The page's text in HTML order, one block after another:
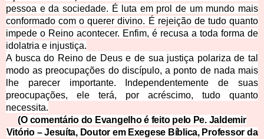
pessoa e da sociedade. É luta em prol de um mundo mais
conformado com o querer divino. É rejeição de tudo quanto
impede o Reino acontecer. Enfim, é recusa a toda forma de
idolatria e injustiça.
A busca do Reino de Deus e de sua justiça polariza de tal
modo as preocupações do discípulo, a ponto de nada mais
lhe parecer importante. I ndependentemente de suas
preocupações, ele terá, por acréscimo, tudo quanto
necessita.
(O comentário do Evangelho é feito pelo Pe. Jaldemir
Vitório – Jesuíta, Doutor em Exegese Bíblica, Professor da